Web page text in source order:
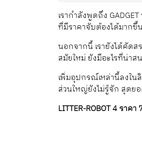
เรากำลังพูดถึง
ที่มีราคาจับต้องได้มากขึ้น
นอกจากนี้ เรายังได้คัดส
สมัยใหม่ ยังมีอะไรที่น่า
เพิ่มอุปกรณ์เหล่านี้ลงใ
ส่วนใหญ่ยังไม่รู้จัก สุดย
LITTER-ROBOT 4 รา